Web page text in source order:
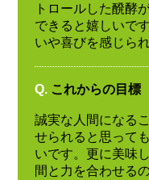
トロールした醗酵
できると嬉しいで
いや喜びを感じられ
Q. これからの目標
誠実な人間になる
せられると思って
いです。更に美味
間と力を合わせる